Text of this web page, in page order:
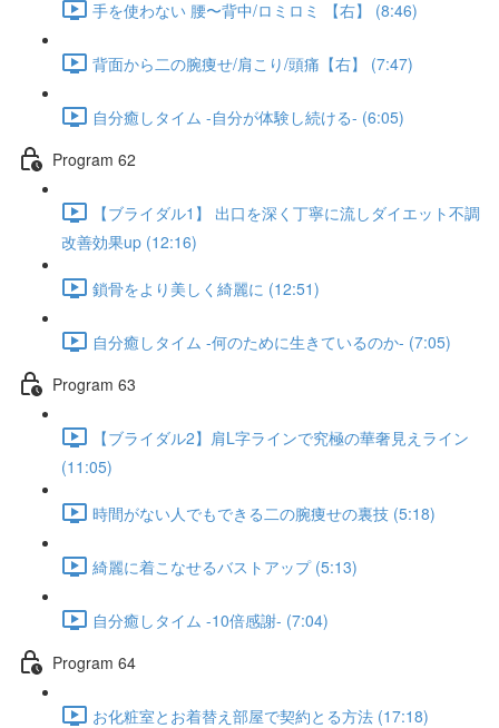
手を使わない 腰〜背中/ロミロミ 【右】 (8:46)
背面から二の腕痩せ/肩こり/頭痛【右】 (7:47)
自分癒しタイム -自分が体験し続ける- (6:05)
Program 62
【ブライダル1】 出口を深く丁寧に流しダイエット不調
改善効果up (12:16)
鎖骨をより美しく綺麗に (12:51)
自分癒しタイム -何のために生きているのか- (7:05)
Program 63
【ブライダル2】肩L字ラインで究極の華奢見えライン
(11:05)
時間がない人でもできる二の腕痩せの裏技 (5:18)
綺麗に着こなせるバストアップ (5:13)
自分癒しタイム -10倍感謝- (7:04)
Program 64
お化粧室とお着替え部屋で契約とる方法 (17:18)